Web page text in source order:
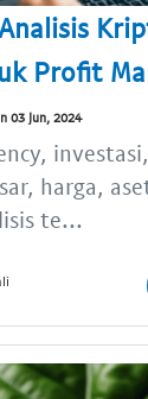
Profit
03 Jun, 2024
harga,
te...